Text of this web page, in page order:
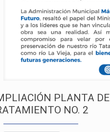
PLANTA DE
NO. 2